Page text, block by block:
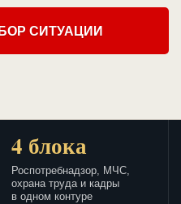
СИТУАЦИИ
4 блока
Роспотребнадзор, МЧС,
охрана труда и кадры
в одном контуре